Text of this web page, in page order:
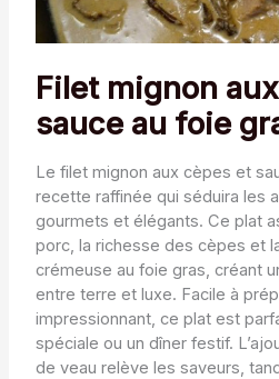
Filet mignon
sauce au foie
Le filet mignon aux cèpes et
recette raffinée qui séduira les
gourmets et élégants. Ce plat
porc, la richesse des cèpes et
crémeuse au foie gras, créant
entre terre et luxe. Facile à
impressionnant, ce plat est
spéciale ou un dîner festif.
de veau relève les saveurs,